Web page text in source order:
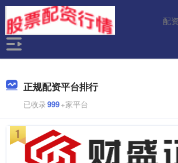
正规配资平台排行
已收录999+家平台